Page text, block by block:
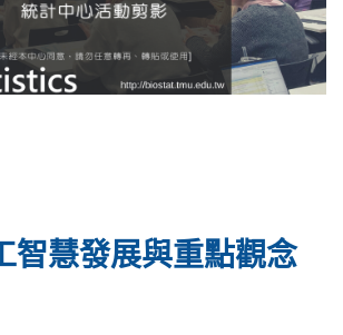
智慧發展與重點觀念